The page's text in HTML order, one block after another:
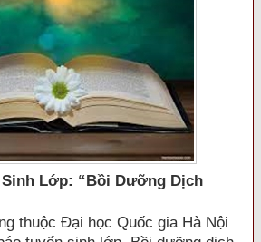
Sinh Lớp: “bồi Dưỡng Dịch
thuộc Đại học Quốc gia Hà Nội